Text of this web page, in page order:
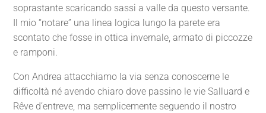
soprastante scaricando sassi a valle da questo versante.
Il mio “notare” una linea logica lungo la parete era
scontato che fosse in ottica invernale, armato di piccozze
e ramponi.
Con Andrea attacchiamo la via senza conoscerne le
difficoltà né avendo chiaro dove passino le vie Salluard e
Rêve d’entreve, ma semplicemente seguendo il nostro